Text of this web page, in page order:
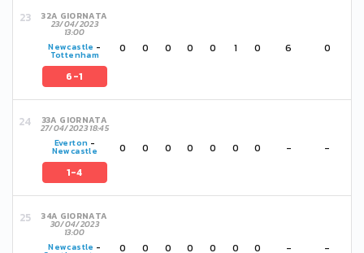
32A GIORNATA
23/04/2023
13:00
Newcastle -
Tottenham
6-1
0 0 0 0 0 1 0 6 0
33A GIORNATA
27/04/2023 18:45
Everton -
Newcastle
1-4
0 0 0 0 0 0 0 - -
34A GIORNATA
30/04/2023
13:00
Newcastle - 0 0 0 0 0 0 0 - -